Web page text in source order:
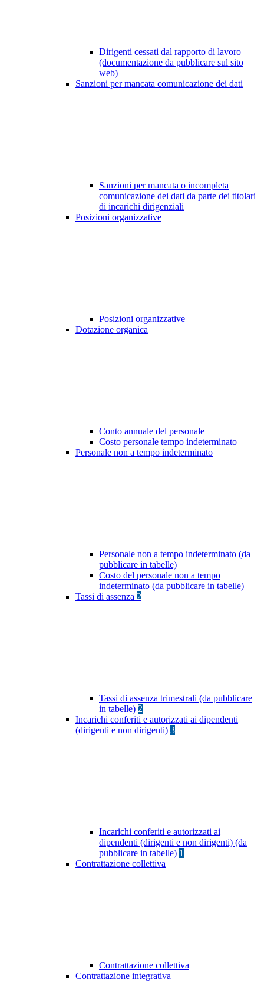
Dirigenti cessati dal rapporto di lavoro
(documentazione da pubblicare sul sito
web)
Sanzioni per mancata comunicazione dei dati
Sanzioni per mancata o incompleta
comunicazione dei dati da parte dei titolari
di incarichi dirigenziali
Posizioni organizzative
Posizioni organizzative
Dotazione organica
Conto annuale del personale
Costo personale tempo indeterminato
Personale non a tempo indeterminato
Personale non a tempo indeterminato (da
pubblicare in tabelle)
Costo del personale non a tempo
indeterminato (da pubblicare in tabelle)
Tassi di assenza 2
Tassi di assenza trimestrali (da pubblicare
in tabelle) 2
Incarichi conferiti e autorizzati ai dipendenti
(dirigenti e non dirigenti) 3
Incarichi conferiti e autorizzati ai
dipendenti (dirigenti e non dirigenti) (da
pubblicare in tabelle) 1
Contrattazione collettiva
Contrattazione collettiva
Contrattazione integrativa